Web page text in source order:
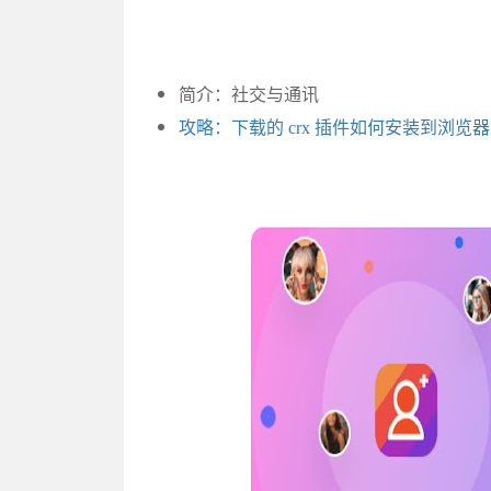
简介：社交与通讯
攻略：下载的 crx 插件如何安装到浏览